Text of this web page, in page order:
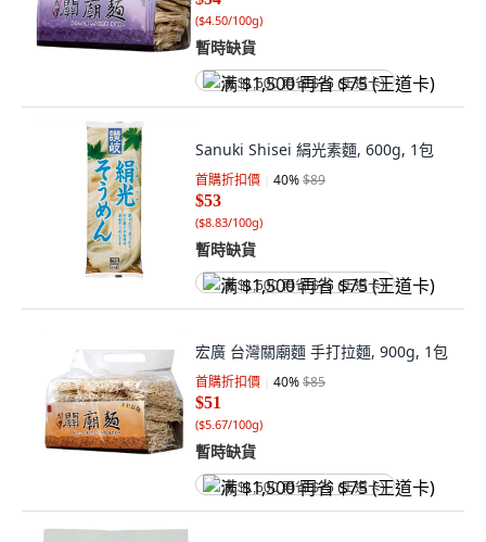
($4.50/100g)
暫時缺貨
满 $1,500 再省 $75 (王道卡)
Sanuki Shisei 絹光素麵, 600g, 1包
首購折扣價 40%$89
$53
($8.83/100g)
暫時缺貨
满 $1,500 再省 $75 (王道卡)
宏廣 台灣關廟麵 手打拉麵, 900g, 1包
首購折扣價 40%$85
$51
($5.67/100g)
暫時缺貨
满 $1,500 再省 $75 (王道卡)